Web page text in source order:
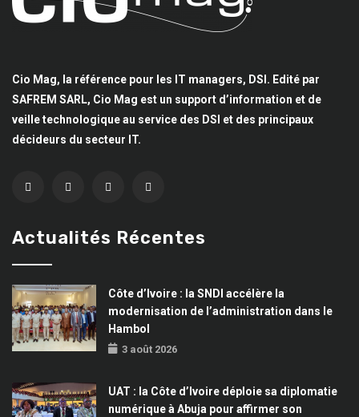
Cio Mag, la référence pour les IT managers, DSI. Edité par
SAFREM SARL, Cio Mag est un support d’information et de
veille technologique au service des DSI et des principaux
décideurs du secteur IT.
Actualités Récentes
Côte d’Ivoire : la SNDI accélère la
modernisation de l’administration dans le
Hambol
3 août 2026
UAT : la Côte d’Ivoire déploie sa diplomatie
numérique à Abuja pour affirmer son